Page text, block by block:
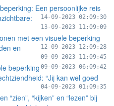
Een persoonlijke reis
14-09-2023 02:09:30
13-09-2023 11:09:09
met een visuele beperking
12-09-2023 12:09:28
en
09-09-2023 11:09:45
beperking 09-09-2023 06:09:42
“Jij kan wel goed
04-09-2023 01:09:35
“zien”, “kijken” en “lezen” bij